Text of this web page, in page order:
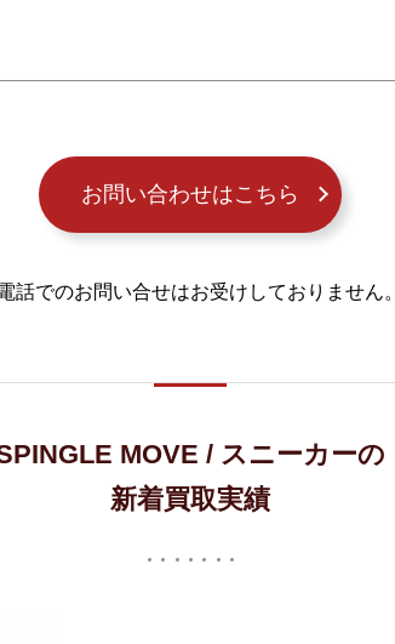
お問い合わせはこちら
話でのお問い合せはお受けしておりません。
MOVE / スニーカーの
新着買取実績